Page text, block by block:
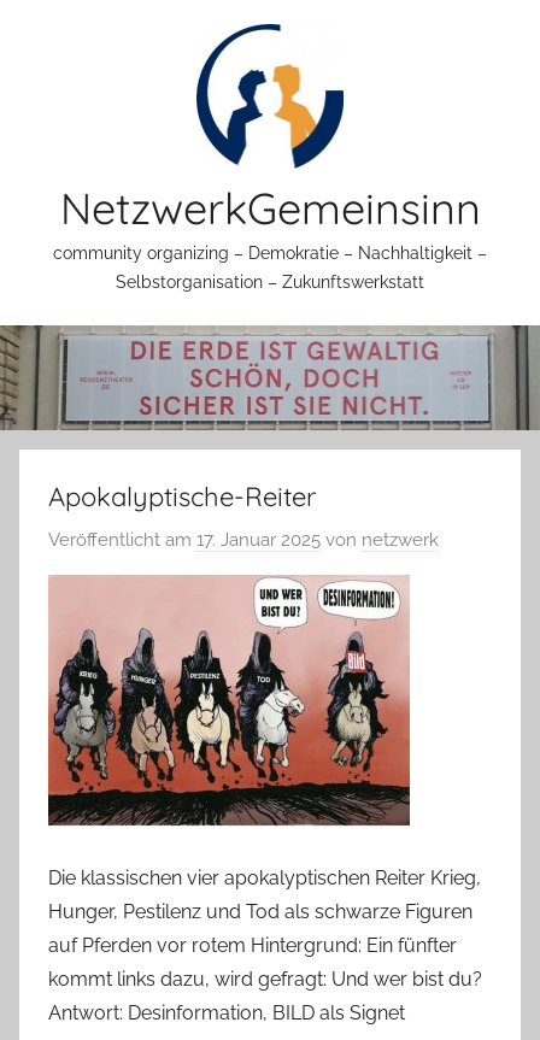
NetzwerkGemeinsinn
community organizing – Demokratie – Nachhaltigkeit –
Selbstorganisation – Zukunftswerkstatt
Apokalyptische-Reiter
Veröffentlicht am 17. Januar 2025 von netzwerk
Die klassischen vier apokalyptischen Reiter Krieg,
Hunger, Pestilenz und Tod als schwarze Figuren
auf Pferden vor rotem Hintergrund: Ein fünfter
kommt links dazu, wird gefragt: Und wer bist du?
Antwort: Desinformation, BILD als Signet